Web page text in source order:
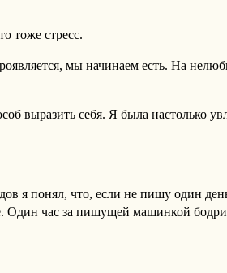
тоже стресс.
мы начинаем есть. На
выразить себя. Я была настолько
я понял, что, если не пишу один
час за пишущей машинкой